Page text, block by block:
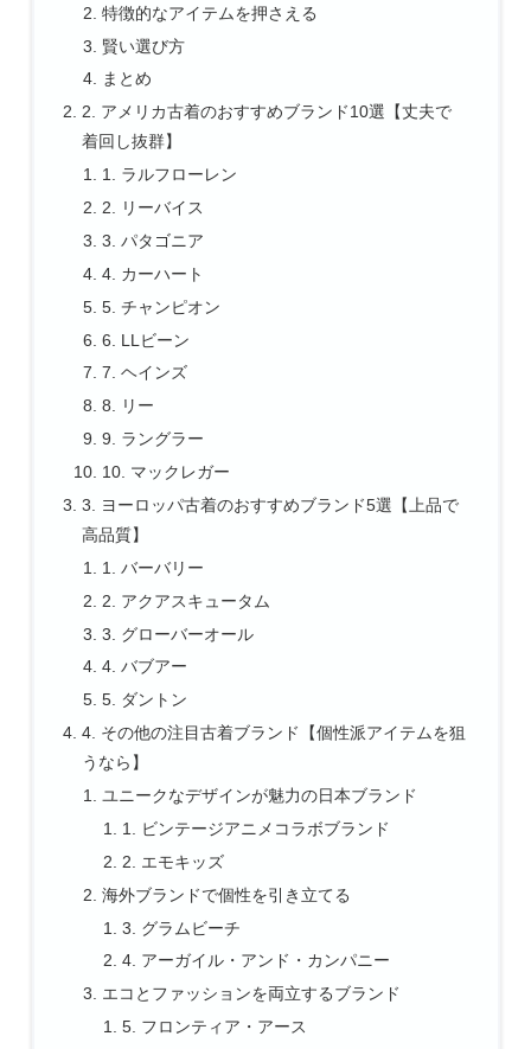
特徴的なアイテムを押さえる
賢い選び方
まとめ
2. アメリカ古着のおすすめブランド10選【丈夫で
着回し抜群】
1. ラルフローレン
2. リーバイス
3. パタゴニア
4. カーハート
5. チャンピオン
6. LLビーン
7. ヘインズ
8. リー
9. ラングラー
10. マックレガー
3. ヨーロッパ古着のおすすめブランド5選【上品で
高品質】
1. バーバリー
2. アクアスキュータム
3. グローバーオール
4. バブアー
5. ダントン
4. その他の注目古着ブランド【個性派アイテムを狙
うなら】
ユニークなデザインが魅力の日本ブランド
1. ビンテージアニメコラボブランド
2. エモキッズ
海外ブランドで個性を引き立てる
3. グラムビーチ
4. アーガイル・アンド・カンパニー
エコとファッションを両立するブランド
5. フロンティア・アース